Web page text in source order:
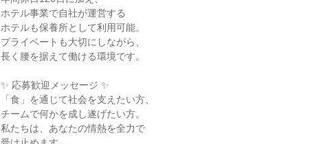
ホテル事業で自社が運営する
ホテルも保養所として利用可能。
プライベートも大切にしながら、
長く腰を据えて働ける環境です。
✨ 応募歓迎メッセージ ✨
「食」を通じて社会を支えたい方、
チームで何かを成し遂げたい方。
私たちは、あなたの情熱を全力で